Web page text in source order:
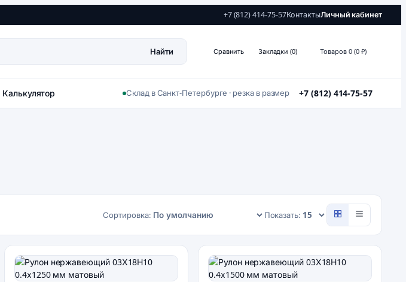
+7 (812) 414-75-57КонтактыЛичный кабинет
Найти Сравнить Закладки (0) Товаров 0 (0 ₽)
Калькулятор Склад в Санкт-Петербурге · резка в размер +7 (812) 414-75-57
Сортировка: Показать: